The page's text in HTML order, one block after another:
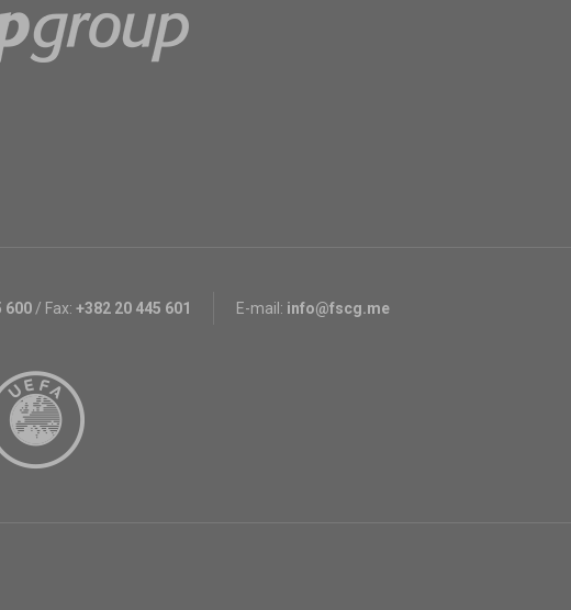
600 / Fax: +382 20 445 601 E-mail: info@fscg.me